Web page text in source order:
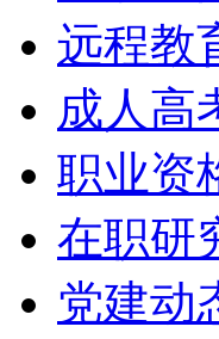
远程教
成人高
职业资
在职研
党建动